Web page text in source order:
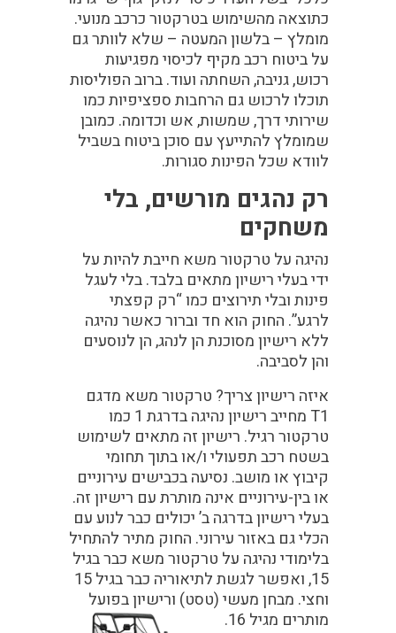
כתוצאה מהשימוש בטרקטור כרכב מנועי.
מומלץ – בלשון המעטה – שלא לוותר גם
על ביטוח רכב מקיף לכיסוי מפגיעות
רכוש, גניבה, השחתה ועוד. ברוב הפוליסות
תוכלו לרכוש גם הרחבות ספציפיות כמו
שירותי דרך, שמשות, אש וכדומה. כמובן
שמומלץ להתייעץ עם סוכן ביטוח בשביל
לוודא שכל הפינות סגורות.
רק נהגים מורשים, בלי
משחקים
נהיגה על טרקטור משא חייבת להיות על
ידי בעלי רישיון מתאים בלבד. בלי לעגל
פינות ובלי תירוצים כמו “רק קפצתי
לרגע”. החוק הוא חד וברור כאשר נהיגה
ללא רישיון מסוכנת הן לנהג, הן לנוסעים
והן לסביבה.
איזה רישיון צריך? טרקטור משא מדגם
T1 מחייב רישיון נהיגה בדרגת 1 כמו
טרקטור רגיל. רישיון זה מתאים לשימוש
בשטח רכב תפעולי ו/או בתוך תחומי
קיבוץ או מושב. נסיעה בכבישים עירוניים
או בין-עירוניים אינה מותרת עם רישיון זה.
בעלי רישיון בדרגה ב’ יכולים כבר לנוע עם
הכלי גם באזור עירוני. החוק מתיר להתחיל
בלימודי נהיגה על טרקטור משא כבר בגיל
15, ואפשר לגשת לתיאוריה כבר בגיל 15
וחצי. מבחן מעשי (טסט) ורישיון בפועל
מותרים מגיל 16.